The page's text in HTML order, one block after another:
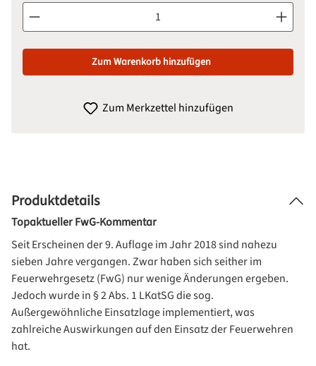
Produkt Anzahl: Gib den gewünschten Wert ein oder
Zum Warenkorb hinzufügen
Zum Merkzettel hinzufügen
Produktdetails
Topaktueller FwG-Kommentar
Seit Erscheinen der 9. Auflage im Jahr 2018 sind nahezu
sieben Jahre vergangen. Zwar haben sich seither im
Feuerwehrgesetz (FwG) nur wenige Änderungen ergeben.
Jedoch wurde in § 2 Abs. 1 LKatSG die sog.
Außergewöhnliche Einsatzlage implementiert, was
zahlreiche Auswirkungen auf den Einsatz der Feuerwehren
hat.